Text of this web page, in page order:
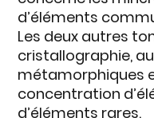
d’éléments
Les deux autres
cristallographie,
métamorphiques
concentration
d’éléments rares.